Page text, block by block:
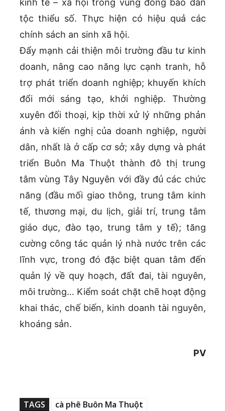
kinh tế – xã hội trong vùng đồng bào dân
tộc thiểu số. Thực hiện có hiệu quả các
chính sách an sinh xã hội.
Đẩy mạnh cải thiện môi trường đầu tư kinh
doanh, nâng cao năng lực cạnh tranh, hỗ
trợ phát triển doanh nghiệp; khuyến khích
đổi mới sáng tạo, khởi nghiệp. Thường
xuyên đối thoại, kịp thời xử lý những phản
ánh và kiến nghị của doanh nghiệp, người
dân, nhất là ở cấp cơ sở; xây dựng và phát
triển Buôn Ma Thuột thành đô thị trung
tâm vùng Tây Nguyên với đầy đủ các chức
năng (đầu mối giao thông, trung tâm kinh
tế, thương mại, du lịch, giải trí, trung tâm
giáo dục, đào tạo, trung tâm y tế); tăng
cường công tác quản lý nhà nước trên các
lĩnh vực, trong đó đặc biệt quan tâm đến
quản lý về quy hoạch, đất đai, tài nguyên,
môi trường… Kiểm soát chặt chẽ hoạt động
khai thác, chế biến, kinh doanh tài nguyên,
khoáng sản.
PV
TAGS
cà phê Buôn Ma Thuột